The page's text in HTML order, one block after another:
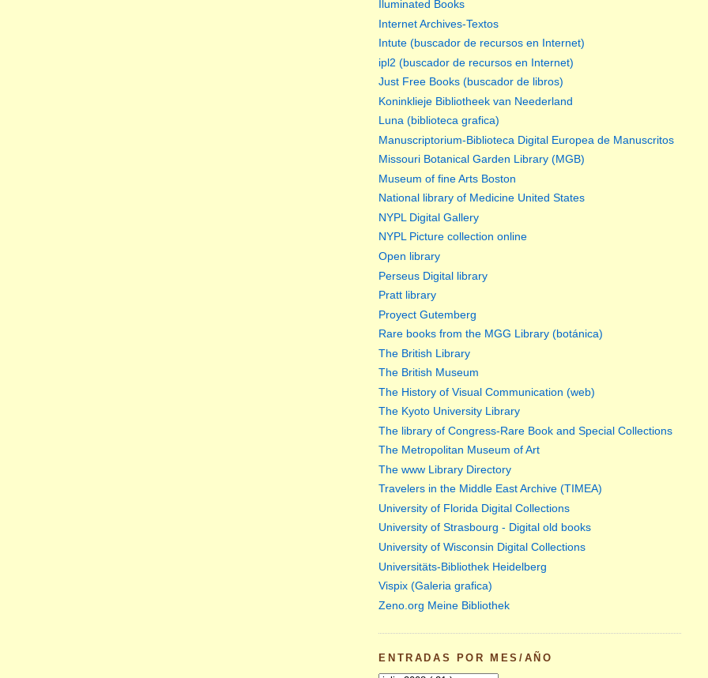
Iluminated Books
Internet Archives-Textos
Intute (buscador de recursos en Internet)
ipl2 (buscador de recursos en Internet)
Just Free Books (buscador de libros)
Koninklieje Bibliotheek van Neederland
Luna (biblioteca grafica)
Manuscriptorium-Biblioteca Digital Europea de Manuscritos
Missouri Botanical Garden Library (MGB)
Museum of fine Arts Boston
National library of Medicine United States
NYPL Digital Gallery
NYPL Picture collection online
Open library
Perseus Digital library
Pratt library
Proyect Gutemberg
Rare books from the MGG Library (botánica)
The British Library
The British Museum
The History of Visual Communication (web)
The Kyoto University Library
The library of Congress-Rare Book and Special Collections
The Metropolitan Museum of Art
The www Library Directory
Travelers in the Middle East Archive (TIMEA)
University of Florida Digital Collections
University of Strasbourg - Digital old books
University of Wisconsin Digital Collections
Universitäts-Bibliothek Heidelberg
Vispix (Galeria grafica)
Zeno.org Meine Bibliothek
ENTRADAS POR MES/AÑO